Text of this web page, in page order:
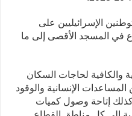
الإسرائيليين على
في المسجد الأقصى إلى ما
والكافية لحاجات السكان
شاحنة) من المساعدات الإنسانية والوقود
إتاحة وصول كميات